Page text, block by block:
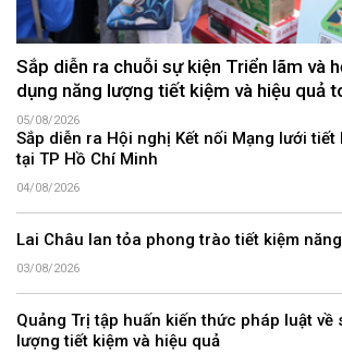
Sắp diễn ra chuỗi sự kiện Triển lãm và
dụng năng lượng tiết kiệm và hiệu quả
05/08/2026
Sắp diễn ra Hội nghị Kết nối Mạng lưới tiết
tại TP Hồ Chí Minh
04/08/2026
Lai Châu lan tỏa phong trào tiết kiệm
03/08/2026
Quảng Trị tập huấn kiến thức pháp luật về
lượng tiết kiệm và hiệu quả